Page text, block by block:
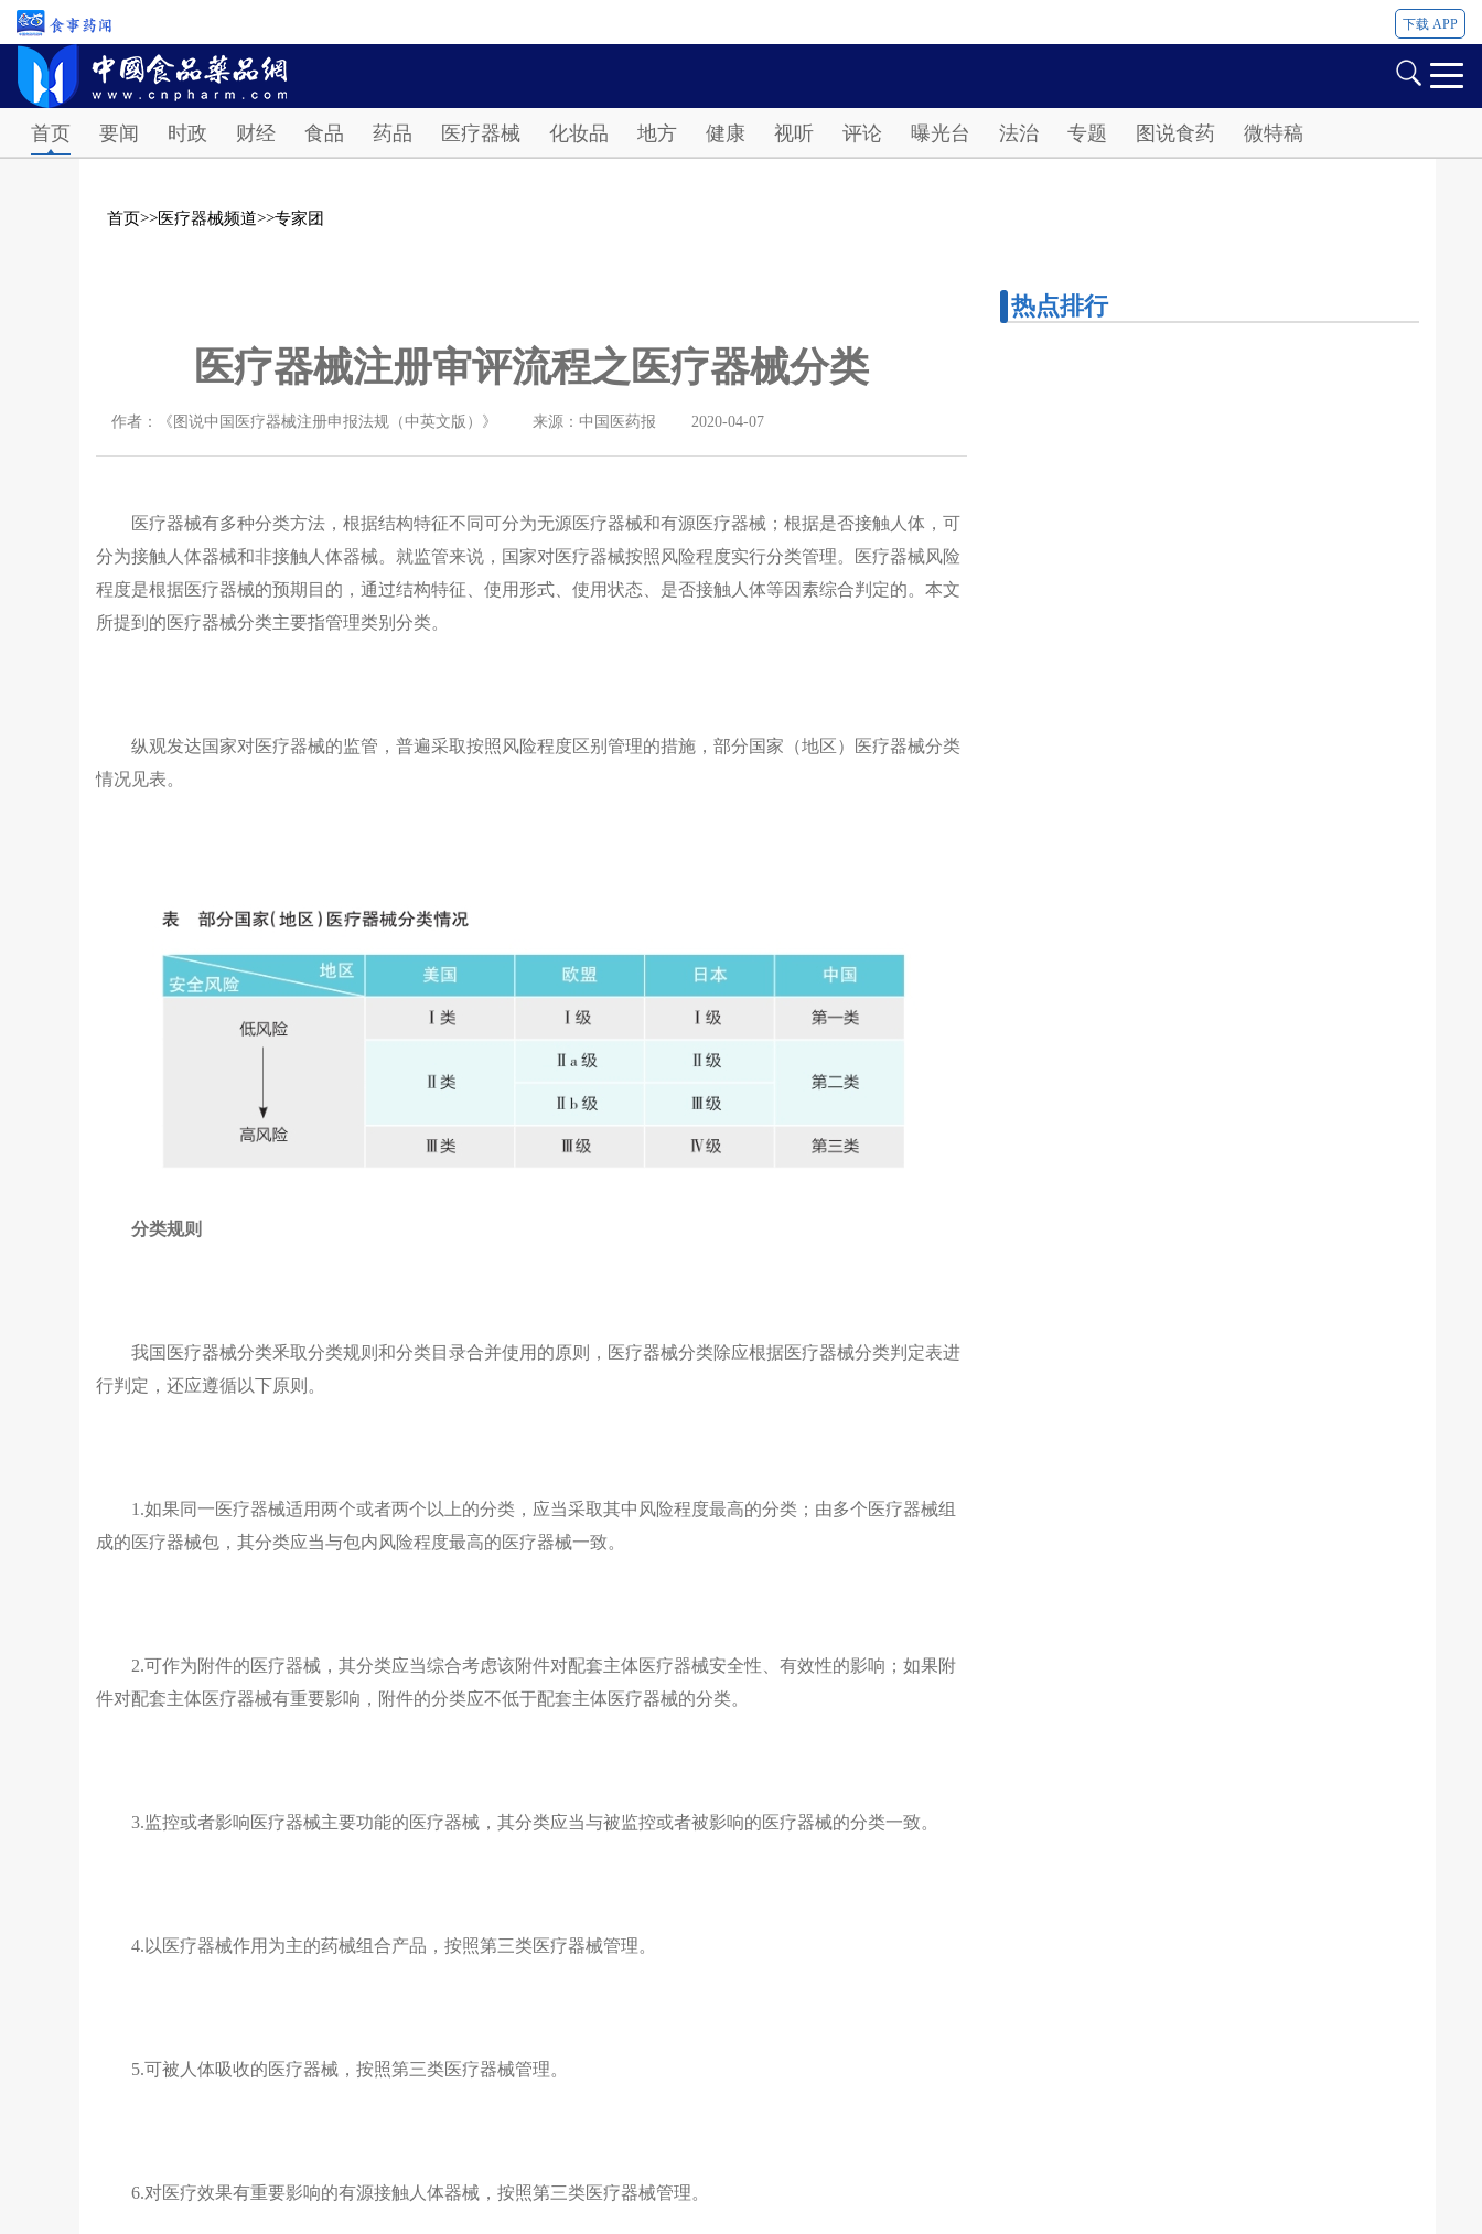
下载 APP
首页 要闻 时政 财经 食品 药品 医疗器械 化妆品 地方 健康 视听 评论 曝光台 法治 专题 图说食药 微特稿
首页>>医疗器械频道>>专家团
医疗器械注册审评流程之医疗器械分类
作者：《图说中国医疗器械注册申报法规（中英文版）》 来源：中国医药报 2020-04-07
医疗器械有多种分类方法，根据结构特征不同可分为无源医疗器械和有源医疗器械；根据是否接触人体，可
分为接触人体器械和非接触人体器械。就监管来说，国家对医疗器械按照风险程度实行分类管理。医疗器械风险
程度是根据医疗器械的预期目的，通过结构特征、使用形式、使用状态、是否接触人体等因素综合判定的。本文
所提到的医疗器械分类主要指管理类别分类。
纵观发达国家对医疗器械的监管，普遍采取按照风险程度区别管理的措施，部分国家（地区）医疗器械分类
情况见表。
分类规则
我国医疗器械分类釆取分类规则和分类目录合并使用的原则，医疗器械分类除应根据医疗器械分类判定表进
行判定，还应遵循以下原则。
1.如果同一医疗器械适用两个或者两个以上的分类，应当采取其中风险程度最高的分类；由多个医疗器械组
成的医疗器械包，其分类应当与包内风险程度最高的医疗器械一致。
2.可作为附件的医疗器械，其分类应当综合考虑该附件对配套主体医疗器械安全性、有效性的影响；如果附
件对配套主体医疗器械有重要影响，附件的分类应不低于配套主体医疗器械的分类。
3.监控或者影响医疗器械主要功能的医疗器械，其分类应当与被监控或者被影响的医疗器械的分类一致。
4.以医疗器械作用为主的药械组合产品，按照第三类医疗器械管理。
5.可被人体吸收的医疗器械，按照第三类医疗器械管理。
6.对医疗效果有重要影响的有源接触人体器械，按照第三类医疗器械管理。
热点排行